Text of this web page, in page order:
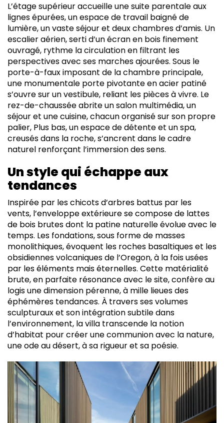
L’étage supérieur accueille une suite parentale aux
lignes épurées, un espace de travail baigné de
lumière, un vaste séjour et deux chambres d’amis. Un
escalier aérien, serti d’un écran en bois finement
ouvragé, rythme la circulation en filtrant les
perspectives avec ses marches ajourées. Sous le
porte-à-faux imposant de la chambre principale,
une monumentale porte pivotante en acier patiné
s’ouvre sur un vestibule, reliant les pièces à vivre. Le
rez-de-chaussée abrite un salon multimédia, un
séjour et une cuisine, chacun organisé sur son propre
palier, Plus bas, un espace de détente et un spa,
creusés dans la roche, s’ancrent dans le cadre
naturel renforçant l’immersion des sens.
Un style qui échappe aux
tendances
Inspirée par les chicots d’arbres battus par les
vents, l’enveloppe extérieure se compose de lattes
de bois brutes dont la patine naturelle évolue avec le
temps. Les fondations, sous forme de masses
monolithiques, évoquent les roches basaltiques et les
obsidiennes volcaniques de l’Oregon, à la fois usées
par les éléments mais éternelles. Cette matérialité
brute, en parfaite résonance avec le site, confère au
logis une dimension pérenne, à mille lieues des
éphémères tendances. À travers ses volumes
sculpturaux et son intégration subtile dans
l’environnement, la villa transcende la notion
d’habitat pour créer une communion avec la nature,
une ode au désert, à sa rigueur et sa poésie.